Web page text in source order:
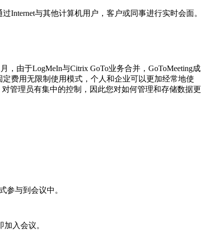
Internet与其他计算机用户，客户或同事进行实时会面。
，由于LogMeIn与Citrix GoTo业务合并，GoToMeeting成
费用无限制使用模式，个人和企业可以更加经常地使
管理员有集中的控制，因此您对如何管理和存储数据更
参与到会议中。
入会议。